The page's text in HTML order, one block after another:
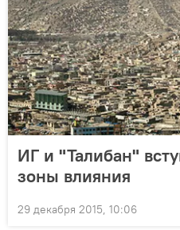
ИГ и "Талибан"
зоны влияния
29 декабря 2015, 10:06